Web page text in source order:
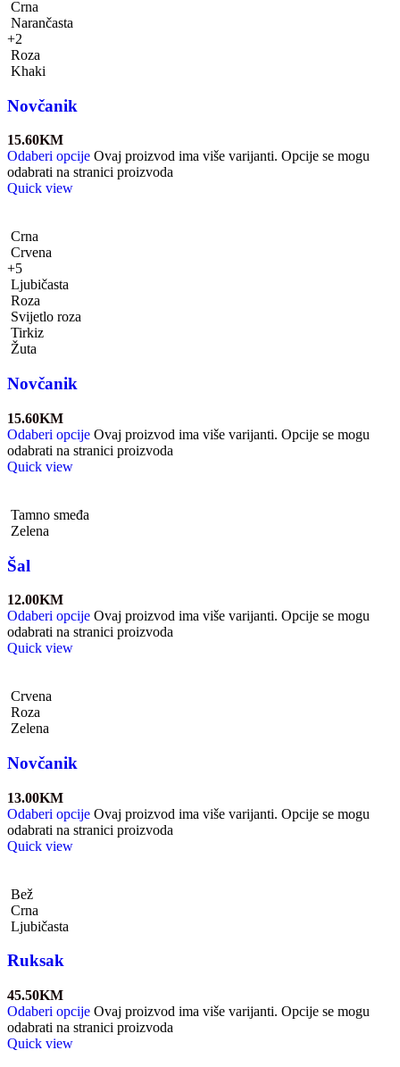
Crna
Narančasta
+2
Roza
Khaki
Novčanik
15.60KM
Odaberi opcije Ovaj proizvod ima više varijanti. Opcije se mogu
odabrati na stranici proizvoda
Quick view
Crna
Crvena
+5
Ljubičasta
Roza
Svijetlo roza
Tirkiz
Žuta
Novčanik
15.60KM
Odaberi opcije Ovaj proizvod ima više varijanti. Opcije se mogu
odabrati na stranici proizvoda
Quick view
Tamno smeđa
Zelena
Šal
12.00KM
Odaberi opcije Ovaj proizvod ima više varijanti. Opcije se mogu
odabrati na stranici proizvoda
Quick view
Crvena
Roza
Zelena
Novčanik
13.00KM
Odaberi opcije Ovaj proizvod ima više varijanti. Opcije se mogu
odabrati na stranici proizvoda
Quick view
Bež
Crna
Ljubičasta
Ruksak
45.50KM
Odaberi opcije Ovaj proizvod ima više varijanti. Opcije se mogu
odabrati na stranici proizvoda
Quick view